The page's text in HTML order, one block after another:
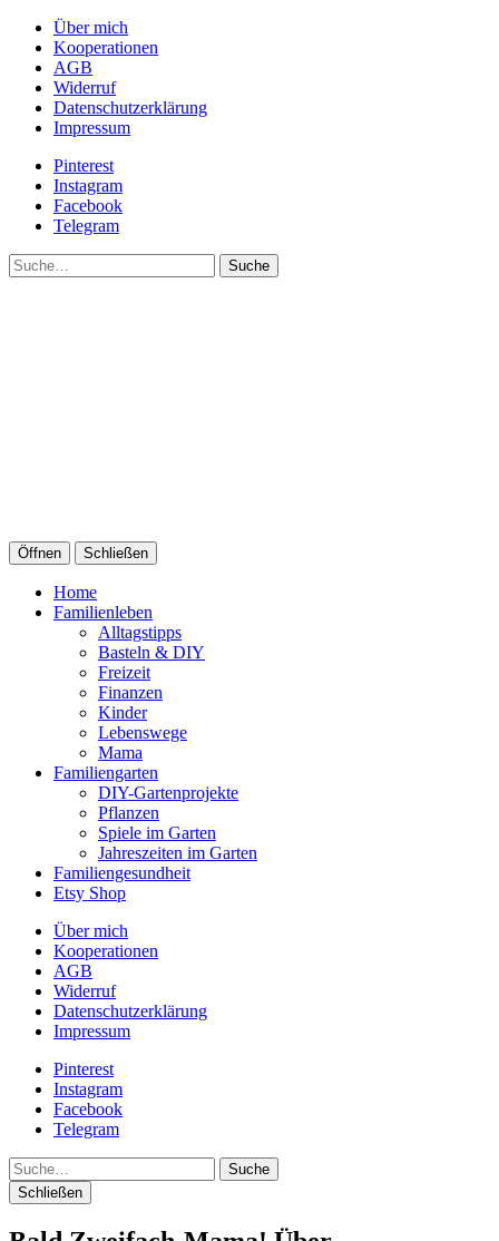
Über mich
Kooperationen
AGB
Widerruf
Datenschutzerklärung
Impressum
Pinterest
Instagram
Facebook
Telegram
Suche
Öffnen Schließen
Home
Familienleben
Alltagstipps
Basteln & DIY
Freizeit
Finanzen
Kinder
Lebenswege
Mama
Familiengarten
DIY-Gartenprojekte
Pflanzen
Spiele im Garten
Jahreszeiten im Garten
Familiengesundheit
Etsy Shop
Über mich
Kooperationen
AGB
Widerruf
Datenschutzerklärung
Impressum
Pinterest
Instagram
Facebook
Telegram
Suche
Schließen